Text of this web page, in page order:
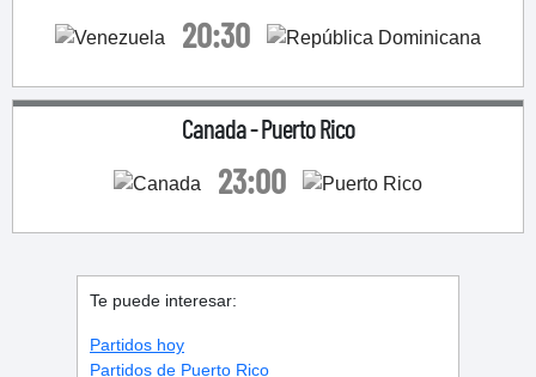
20:30
Canada-Puerto Rico
23:00
Te puede interesar:
Partidos hoy
Partidos de Puerto Rico